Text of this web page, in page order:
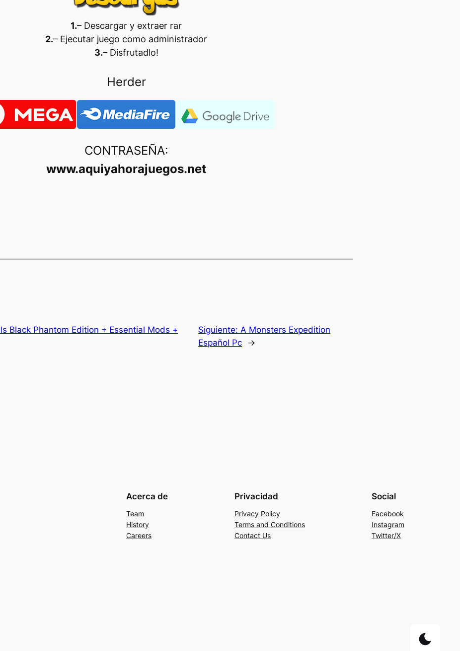
1.– Descargar y extraer rar
2.– Ejecutar juego como administrador
3.– Disfrutadlo!
Herder
CONTRASEÑA:
www.aquiyahorajuegos.net
Black Phantom Edition + Essential Mods +
Siguiente: A Monsters Expedition
Español Pc
→
Acerca de
Team
History
Careers
Privacidad
Privacy Policy
Terms and Conditions
Contact Us
Social
Facebook
Instagram
Twitter/X